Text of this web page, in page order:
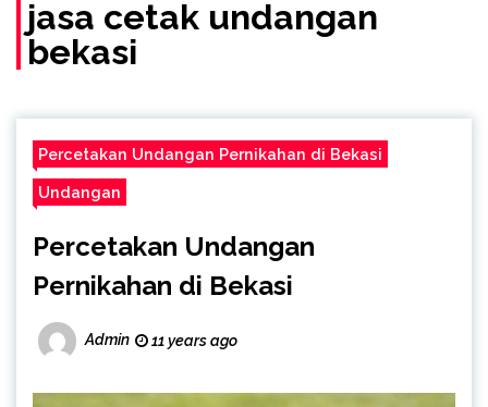
jasa cetak undangan
bekasi
Percetakan Undangan Pernikahan di Bekasi
Undangan
Percetakan Undangan
Pernikahan di Bekasi
Admin 11 years ago